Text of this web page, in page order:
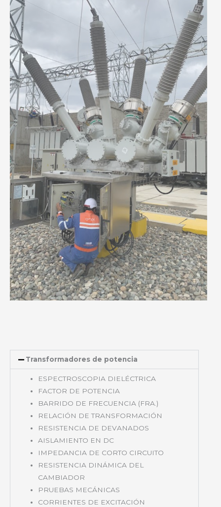
Transformadores de potencia
ESPECTROSCOPIA DIELÉCTRICA
FACTOR DE POTENCIA
BARRIDO DE FRECUENCIA (FRA.)
RELACIÓN DE TRANSFORMACIÓN
RESISTENCIA DE DEVANADOS
AISLAMIENTO EN DC
IMPEDANCIA DE CORTO CIRCUITO
RESISTENCIA DINÁMICA DEL
CAMBIADOR
PRUEBAS MECÁNICAS
CORRIENTES DE EXCITACIÓN